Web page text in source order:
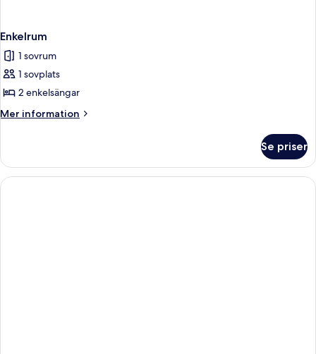
Enkelrum
1 sovrum
1 sovplats
2 enkelsängar
Mer information
Mer
Se priser